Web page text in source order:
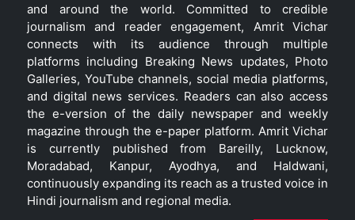
and around the world. Committed to credible
journalism and reader engagement, Amrit Vichar
connects with its audience through multiple
platforms including Breaking News updates, Photo
Galleries, YouTube channels, social media platforms,
and digital news services. Readers can also access
the e-version of the daily newspaper and weekly
magazine through the e-paper platform. Amrit Vichar
is currently published from Bareilly, Lucknow,
Moradabad, Kanpur, Ayodhya, and Haldwani,
continuously expanding its reach as a trusted voice in
Hindi journalism and regional media.